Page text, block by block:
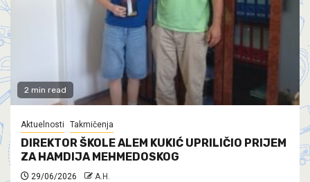
2 min read
Aktuelnosti Takmičenja
DIREKTOR ŠKOLE ALEM KUKIĆ UPRILIČIO PRIJEM
ZA HAMDIJA MEHMEDOSKOG
29/06/2026 A.H.